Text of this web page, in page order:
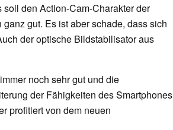
den Action-Cam-Charakter der
gut. Es ist aber schade, dass sich
der optische Bildstabilisator aus
noch sehr gut und die
der Fähigkeiten des Smartphones
profitiert von dem neuen